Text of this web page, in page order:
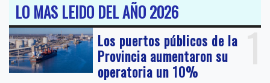
LO MAS LEIDO DEL AÑO 2026
1
Los puertos públicos de la
Provincia aumentaron su
operatoria un 10%